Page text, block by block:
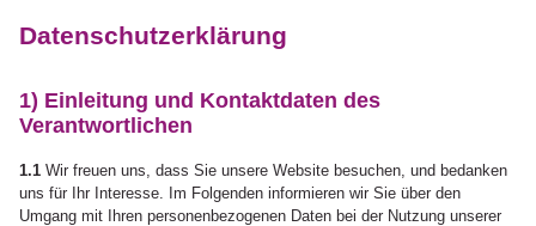
Datenschutzerklärung
1) Einleitung und Kontaktdaten des
Verantwortlichen
1.1 Wir freuen uns, dass Sie unsere Website besuchen, und bedanken
uns für Ihr Interesse. Im Folgenden informieren wir Sie über den
Umgang mit Ihren personenbezogenen Daten bei der Nutzung unserer